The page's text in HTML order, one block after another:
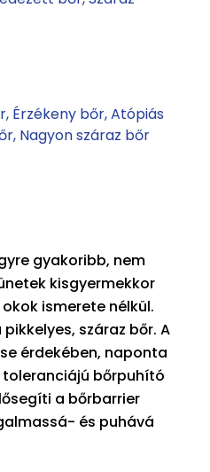
Érzékeny bőr Atópiás
Nagyon száraz bőr
gyakoribb, nem
kisgyermekkor
ismerete nélkül.
száraz bőr. A
érdekében, naponta
bőrpuhító
a bőrbarrier
és puhává